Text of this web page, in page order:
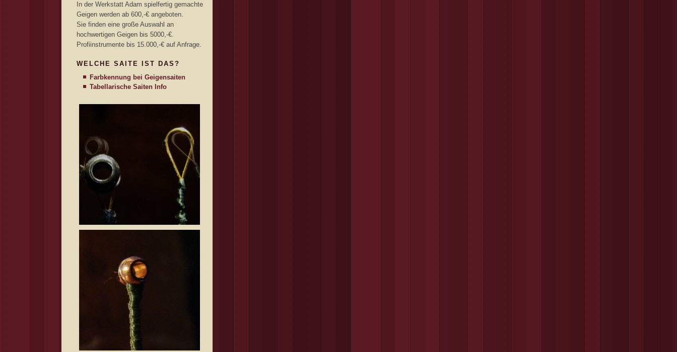
In der Werkstatt Adam spielfertig gemachte
Geigen werden ab 600,-€ angeboten.
Sie finden eine große Auswahl an
hochwertigen Geigen bis 5000,-€.
Profiinstrumente bis 15.000,-€ auf Anfrage.
WELCHE SAITE IST DAS?
Farbkennung bei Geigensaiten
Tabellarische Saiten Info